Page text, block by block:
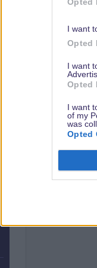
I want
Opted
I want
Opted
I want
of my
was
Opted